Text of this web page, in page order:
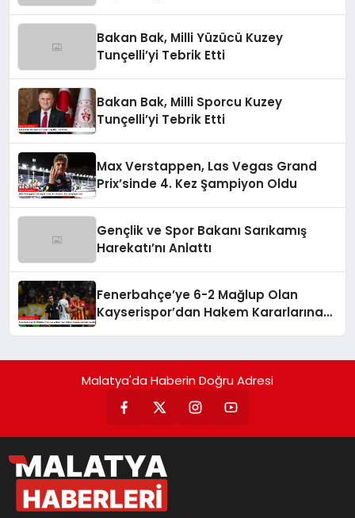
Bakan Bak, Milli Yüzücü Kuzey
Tunçelli’yi Tebrik Etti
Bakan Bak, Milli Sporcu Kuzey
Tunçelli’yi Tebrik Etti
Max Verstappen, Las Vegas Grand
Prix’sinde 4. Kez Şampiyon Oldu
Gençlik ve Spor Bakanı Sarıkamış
Harekatı’nı Anlattı
Fenerbahçe’ye 6-2 Mağlup Olan
Kayserispor’dan Hakem Kararlarına
Malatya'da Haberin Doğru Adresi